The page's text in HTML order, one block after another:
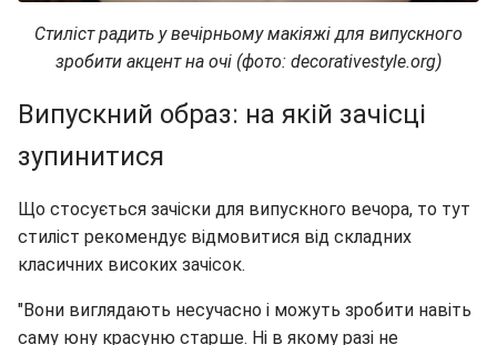
Стиліст радить у вечірньому макіяжі для випускного
зробити акцент на очі (фото: decorativestyle.org)
Випускний образ: на якій зачісці
зупинитися
Що стосується зачіски для випускного вечора, то тут
стиліст рекомендує відмовитися від складних
класичних високих зачісок.
"Вони виглядають несучасно і можуть зробити навіть
саму юну красуню старше. Ні в якому разі не